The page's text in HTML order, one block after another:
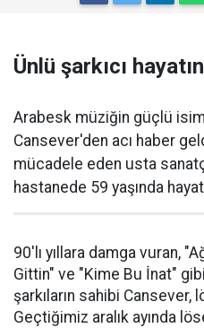
Ünlü şarkıcı
Arabesk müziğin güçlü
Cansever'den acı haber
mücadele eden usta
hastanede 59 yaşında
90'lı yıllara damga vuran,
Gittin" ve "Kime Bu İnat"
şarkıların sahibi Cansever,
Geçtiğimiz aralık ayında